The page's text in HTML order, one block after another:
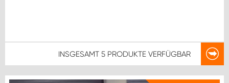
INSGESAMT 5 PRODUKTE VERFÜGBAR